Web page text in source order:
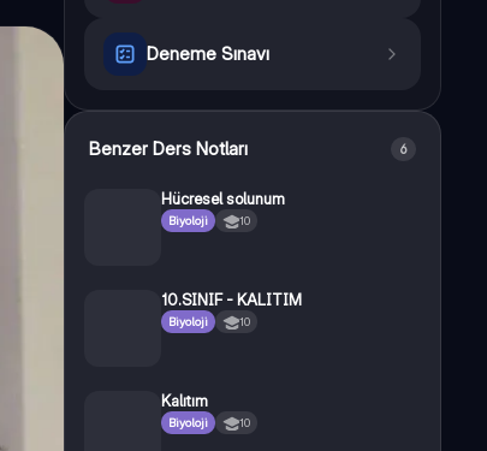
Deneme Sınavı
Benzer Ders Notları 6
Hücresel solunum
Biyoloji 10
10.SINIF - KALITIM
Biyoloji 10
Kalıtım
Biyoloji 10